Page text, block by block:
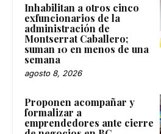
Inhabilitan a otros cinco
exfuncionarios de la
administración de
Montserrat Caballero;
suman 10 en menos de una
semana
agosto 8, 2026
Proponen acompañar y
formalizar a
emprendedores ante cierre